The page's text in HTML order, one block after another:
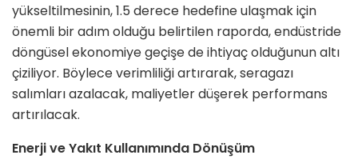
yükseltilmesinin, 1.5 derece hedefine ulaşmak için
önemli bir adım olduğu belirtilen raporda, endüstride
döngüsel ekonomiye geçişe de ihtiyaç olduğunun altı
çiziliyor. Böylece verimliliği artırarak, seragazı
salımları azalacak, maliyetler düşerek performans
artırılacak.
Enerji ve Yakıt Kullanımında Dönüşüm